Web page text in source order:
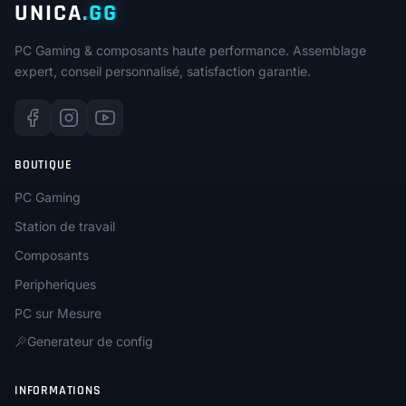
UNICA.GG
PC Gaming & composants haute performance. Assemblage
expert, conseil personnalisé, satisfaction garantie.
BOUTIQUE
PC Gaming
Station de travail
Composants
Peripheriques
PC sur Mesure
Generateur de config
INFORMATIONS